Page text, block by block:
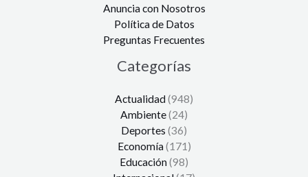
Anuncia con Nosotros
Política de Datos
Preguntas Frecuentes
Categorías
Actualidad(948)
Ambiente(24)
Deportes (36)
Economía(171)
Educación(98)